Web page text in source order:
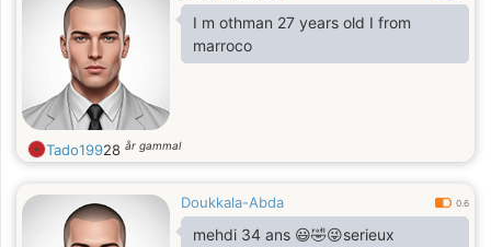
I m othman 27 years old I from
marroco
Tado19928 år gammal
Doukkala-Abda 0.6
mehdi 34 ans 😃🤣😜serieux